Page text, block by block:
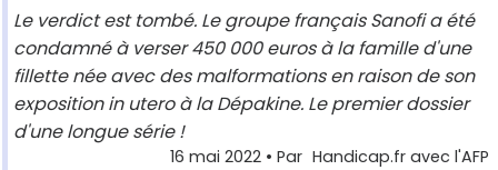
Le verdict est tombé. Le groupe français Sanofi a été
condamné à verser 450 000 euros à la famille d'une
fillette née avec des malformations en raison de son
exposition in utero à la Dépakine. Le premier dossier
d'une longue série !
16 mai 2022 • Par Handicap.fr avec l'AFP